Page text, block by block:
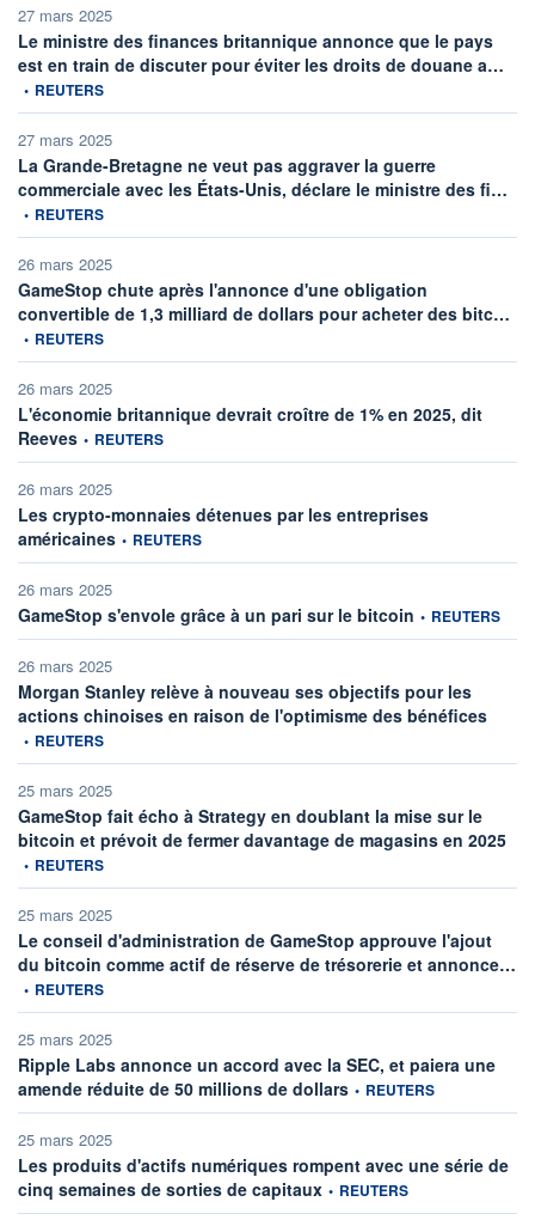
27 mars 2025
Le ministre des finances britannique annonce que le pays
est en train de discuter pour éviter les droits de douane a…
• REUTERS
27 mars 2025
La Grande-Bretagne ne veut pas aggraver la guerre
commerciale avec les États-Unis, déclare le ministre des fi…
• REUTERS
26 mars 2025
GameStop chute après l'annonce d'une obligation
convertible de 1,3 milliard de dollars pour acheter des bitc…
• REUTERS
26 mars 2025
L'économie britannique devrait croître de 1% en 2025, dit
Reeves information fournie par
• REUTERS
26 mars 2025
Les crypto-monnaies détenues par les entreprises
américaines information fournie par
• REUTERS
26 mars 2025
GameStop s'envole grâce à un pari sur le bitcoin information
• REUTERS
26 mars 2025
Morgan Stanley relève à nouveau ses objectifs pour les
actions chinoises en raison de l'optimisme des bénéfices
• REUTERS
25 mars 2025
GameStop fait écho à Strategy en doublant la mise sur le
bitcoin et prévoit de fermer davantage de magasins en 2025
• REUTERS
25 mars 2025
Le conseil d'administration de GameStop approuve l'ajout
du bitcoin comme actif de réserve de trésorerie et annonce…
• REUTERS
25 mars 2025
Ripple Labs annonce un accord avec la SEC, et paiera une
amende réduite de 50 millions de dollars information fournie par
• REUTERS
25 mars 2025
Les produits d'actifs numériques rompent avec une série de
cinq semaines de sorties de capitauxinformation fournie par
• REUTERS